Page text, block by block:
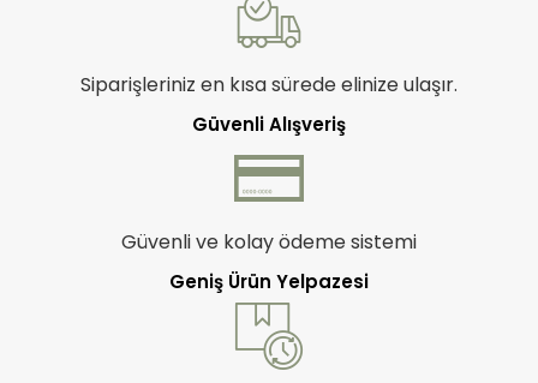
Siparişleriniz en kısa sürede elinize ulaşır.
Güvenli Alışveriş
Güvenli ve kolay ödeme sistemi
Geniş Ürün Yelpazesi